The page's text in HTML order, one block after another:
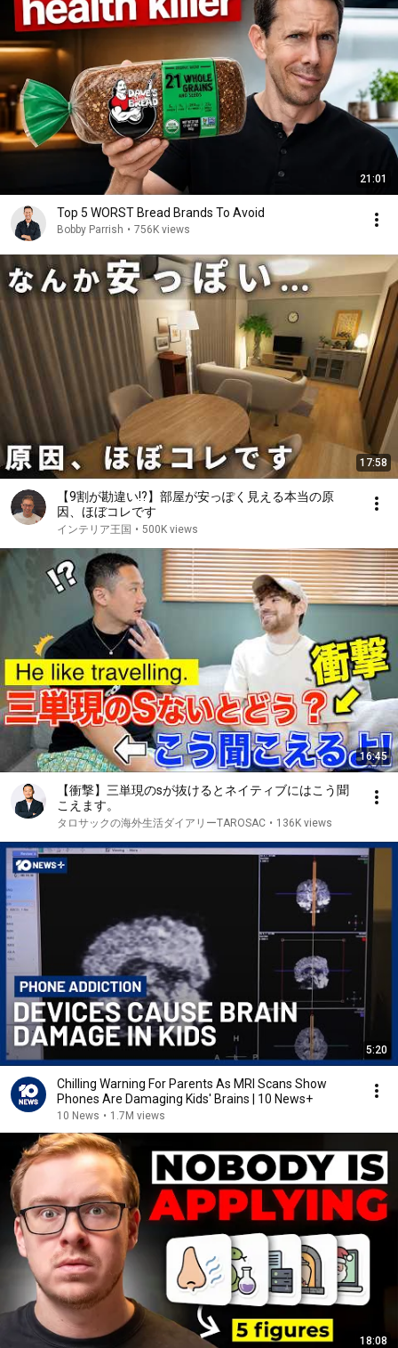
21:01
Top 5 WORST Bread Brands To Avoid
Bobby Parrish • 756K views
17:58
【9割が勘違い!?】部屋が安っぽく見える本当の原
因、ほぼコレです
インテリア王国 • 500K views
16:45
【衝撃】三単現のsが抜けるとネイティブにはこう聞
こえます。
タロサックの海外生活ダイアリーTAROSAC • 136K views
5:20
Chilling Warning For Parents As MRI Scans Show
Phones Are Damaging Kids' Brains | 10 News+
10 News • 1.7M views
18:08